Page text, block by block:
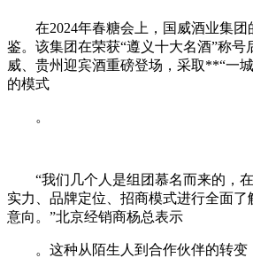
在2024年春糖会上，国威酒业集
鉴。该集团在荣获“遵义十大名酒”称号
威、贵州迎宾酒重磅登场，采取**“一
的模式
。
“我们几个人是组团慕名而来的，
实力、品牌定位、招商模式进行全面
意向。”北京经销商杨总表示
。这种从陌生人到合作伙伴的转